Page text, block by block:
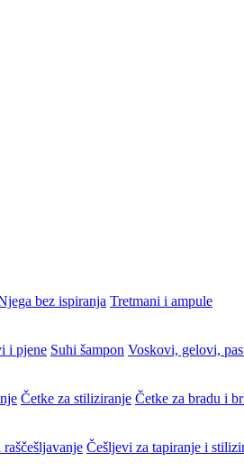
bez ispiranja Tretmani i ampule
i pjene Suhi šampon Voskovi, gelovi,
Četke za stiliziranje Četke za bradu i
Češljevi za tapiranje i